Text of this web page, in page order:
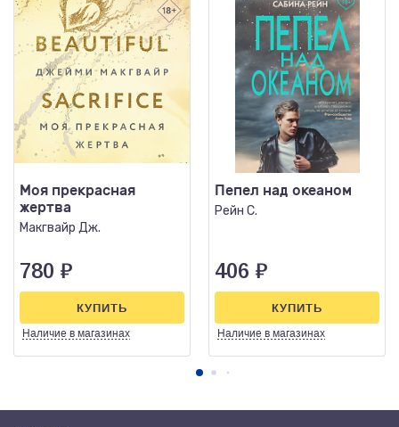
Моя прекрасная
жертва
Макгвайр Дж.
780 ₽
Наличие в магазинах
КУПИТЬ
Пепел над океаном
Рейн С.
406 ₽
Наличие в магазинах
КУПИТЬ